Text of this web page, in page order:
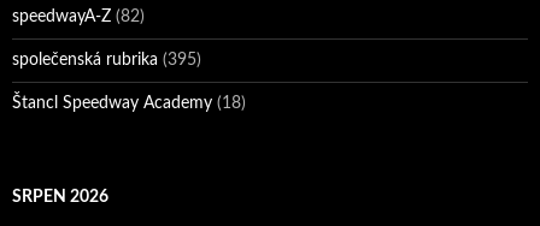
speedwayA-Z (82)
společenská rubrika (395)
Štancl Speedway Academy (18)
SRPEN 2026